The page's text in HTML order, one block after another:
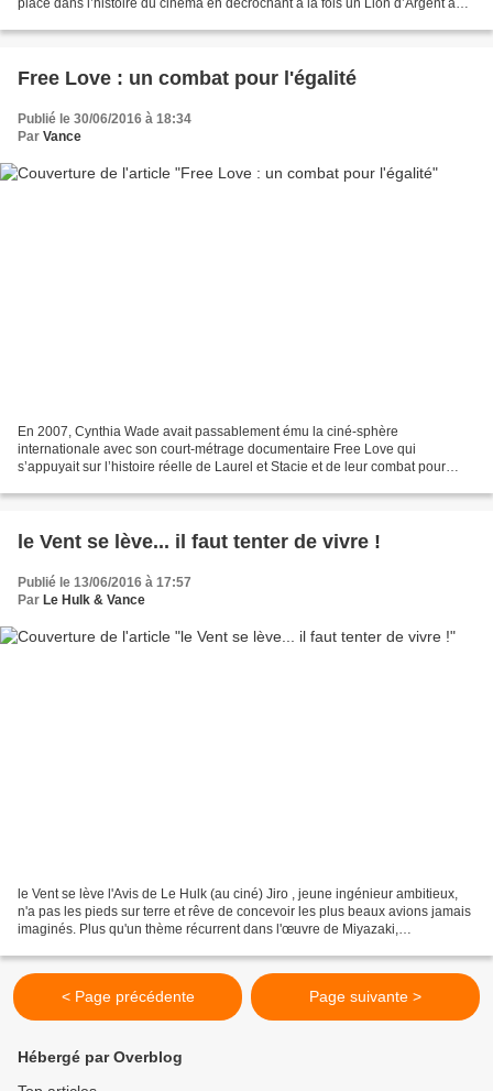
place dans l’histoire du cinéma en décrochant à la fois un Lion d’Argent à
Free Love : un combat pour l'égalité
Publié le 30/06/2016 à 18:34
Par Vance
En 2007, Cynthia Wade avait passablement ému la ciné-sphère
internationale avec son court-métrage documentaire Free Love qui
s’appuyait sur l’histoire réelle de Laurel et Stacie et de leur combat pour
le Vent se lève... il faut tenter de vivre !
Publié le 13/06/2016 à 17:57
Par Le Hulk & Vance
le Vent se lève l'Avis de Le Hulk (au ciné) Jiro , jeune ingénieur ambitieux,
n'a pas les pieds sur terre et rêve de concevoir les plus beaux avions jamais
imaginés. Plus qu'un thème récurrent dans l'œuvre de Miyazaki,
< Page précédente Page suivante >
Hébergé par Overblog